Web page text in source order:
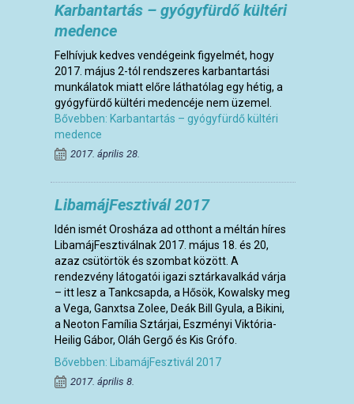
Karbantartás – gyógyfürdő kültéri
medence
Felhívjuk kedves vendégeink figyelmét, hogy
2017. május 2-tól rendszeres karbantartási
munkálatok miatt előre láthatólag egy hétig, a
gyógyfürdő kültéri medencéje nem üzemel.
Bővebben: Karbantartás – gyógyfürdő kültéri
medence
2017. április 28.
LibamájFesztivál 2017
Idén ismét Orosháza ad otthont a méltán híres
LibamájFesztiválnak 2017. május 18. és 20,
azaz csütörtök és szombat között. A
rendezvény látogatói igazi sztárkavalkád várja
– itt lesz a Tankcsapda, a Hősök, Kowalsky meg
a Vega, Ganxtsa Zolee, Deák Bill Gyula, a Bikini,
a Neoton Família Sztárjai, Eszményi Viktória-
Heilig Gábor, Oláh Gergő és Kis Grófo.
Bővebben: LibamájFesztivál 2017
2017. április 8.